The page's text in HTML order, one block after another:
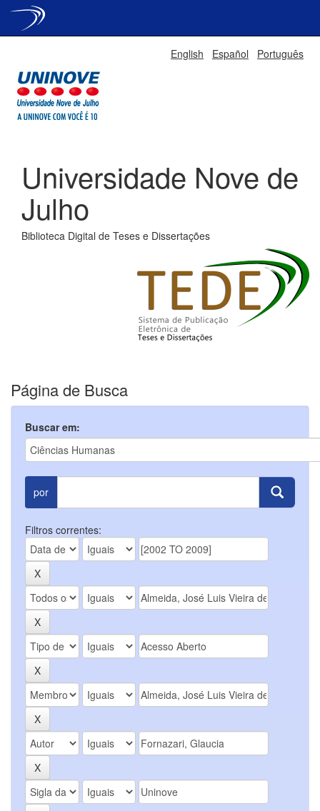
English Español Português
Universidade Nove de
Julho
Biblioteca Digital de Teses e Dissertações
Página de Busca
Buscar em:
por
Filtros correntes: